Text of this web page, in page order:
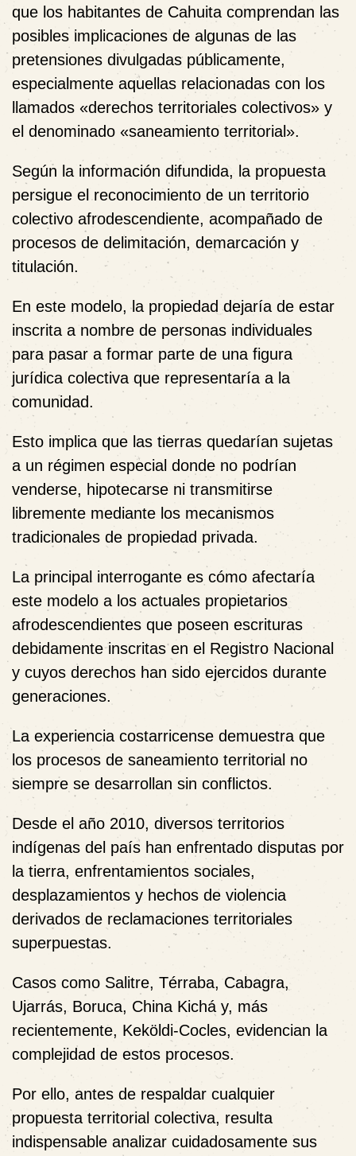
que los habitantes de Cahuita comprendan las
posibles implicaciones de algunas de las
pretensiones divulgadas públicamente,
especialmente aquellas relacionadas con los
llamados «derechos territoriales colectivos» y
el denominado «saneamiento territorial».
Según la información difundida, la propuesta
persigue el reconocimiento de un territorio
colectivo afrodescendiente, acompañado de
procesos de delimitación, demarcación y
titulación.
En este modelo, la propiedad dejaría de estar
inscrita a nombre de personas individuales
para pasar a formar parte de una figura
jurídica colectiva que representaría a la
comunidad.
Esto implica que las tierras quedarían sujetas
a un régimen especial donde no podrían
venderse, hipotecarse ni transmitirse
libremente mediante los mecanismos
tradicionales de propiedad privada.
La principal interrogante es cómo afectaría
este modelo a los actuales propietarios
afrodescendientes que poseen escrituras
debidamente inscritas en el Registro Nacional
y cuyos derechos han sido ejercidos durante
generaciones.
La experiencia costarricense demuestra que
los procesos de saneamiento territorial no
siempre se desarrollan sin conflictos.
Desde el año 2010, diversos territorios
indígenas del país han enfrentado disputas por
la tierra, enfrentamientos sociales,
desplazamientos y hechos de violencia
derivados de reclamaciones territoriales
superpuestas.
Casos como Salitre, Térraba, Cabagra,
Ujarrás, Boruca, China Kichá y, más
recientemente, Keköldi-Cocles, evidencian la
complejidad de estos procesos.
Por ello, antes de respaldar cualquier
propuesta territorial colectiva, resulta
indispensable analizar cuidadosamente sus